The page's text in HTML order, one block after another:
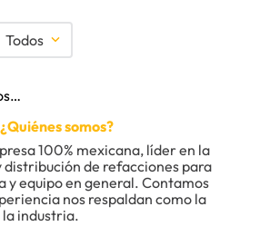
Todos
¿Quiénes somos?
100% mexicana, líder en la
de refacciones para
y equipo en general. Contamos
nos respaldan como la
industria.